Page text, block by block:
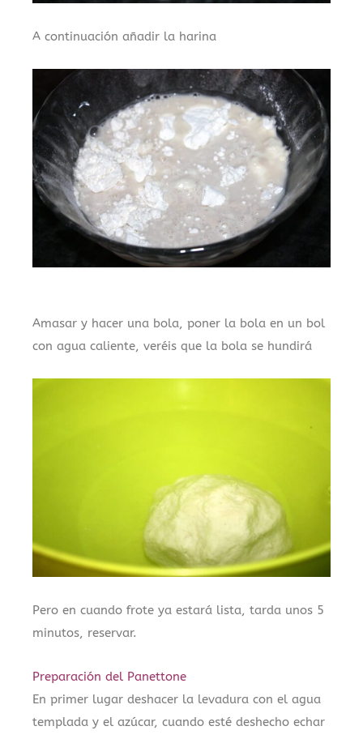
A continuación añadir la harina
Amasar y hacer una bola, poner la bola en un bol
con agua caliente, veréis que la bola se hundirá
Pero en cuando frote ya estará lista, tarda unos 5
minutos, reservar.
Preparación del Panettone
En primer lugar deshacer la levadura con el agua
templada y el azúcar, cuando esté deshecho echar